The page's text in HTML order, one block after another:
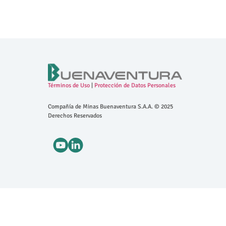
Términos de Uso| Protección de Datos Personales
Compañía de Minas Buenaventura S.A.A. © 2025
Derechos Reservados